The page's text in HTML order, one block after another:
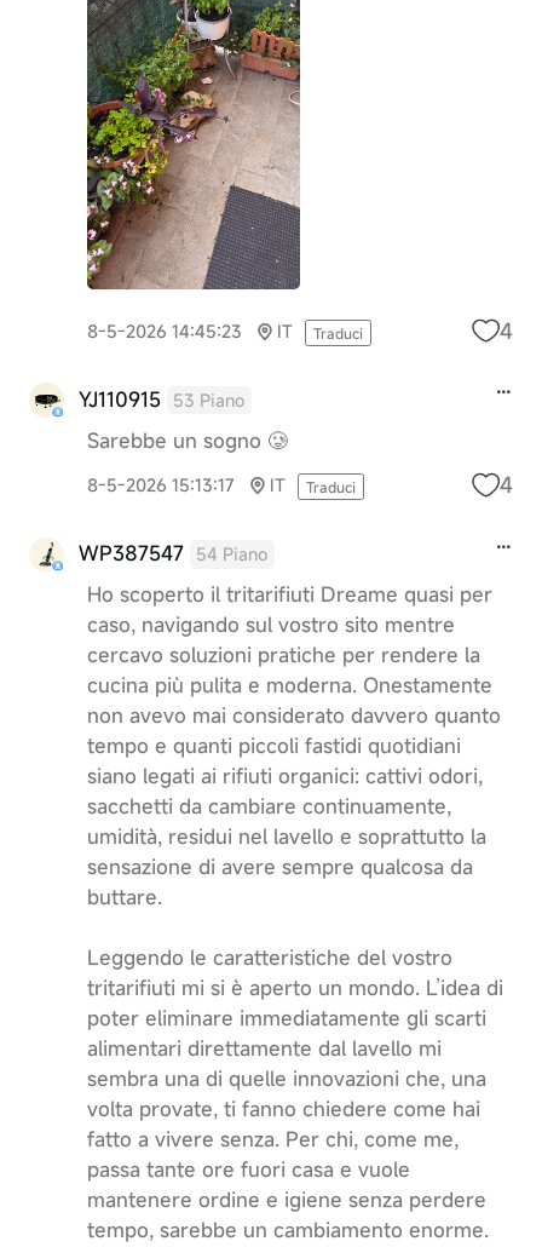
8-5-2026 14:45:23 IT Traduci 4
YJ110915 53 Piano
Sarebbe un sogno 🥲
8-5-2026 15:13:17 IT Traduci 4
WP387547 54 Piano
Ho scoperto il tritarifiuti Dreame quasi per
caso, navigando sul vostro sito mentre
cercavo soluzioni pratiche per rendere la
cucina più pulita e moderna. Onestamente
non avevo mai considerato davvero quanto
tempo e quanti piccoli fastidi quotidiani
siano legati ai rifiuti organici: cattivi odori,
sacchetti da cambiare continuamente,
umidità, residui nel lavello e soprattutto la
sensazione di avere sempre qualcosa da
buttare.
Leggendo le caratteristiche del vostro
tritarifiuti mi si è aperto un mondo. L’idea di
poter eliminare immediatamente gli scarti
alimentari direttamente dal lavello mi
sembra una di quelle innovazioni che, una
volta provate, ti fanno chiedere come hai
fatto a vivere senza. Per chi, come me,
passa tante ore fuori casa e vuole
mantenere ordine e igiene senza perdere
tempo, sarebbe un cambiamento enorme.